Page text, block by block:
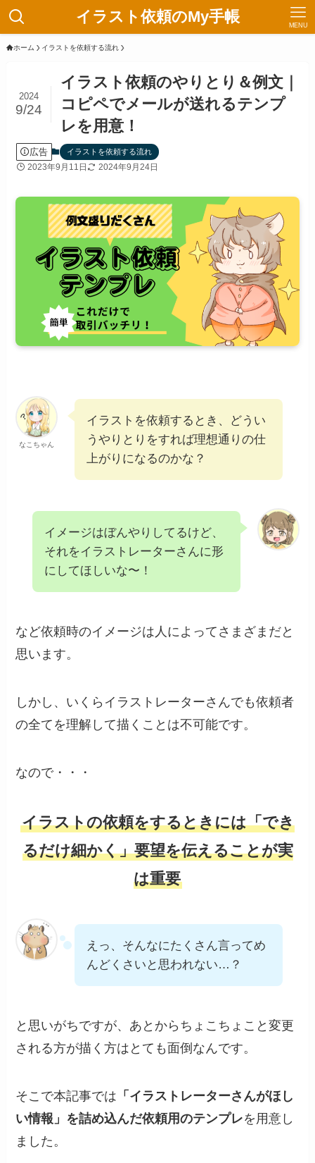
イラスト依頼のMy手帳 MENU
ホーム イラストを依頼する流れ
イラスト依頼のやりとり＆例文｜
コピペでメールが送れるテンプ
レを用意！
2024
9/24
広告 イラストを依頼する流れ
2023年9月11日 2024年9月24日
なこちゃん
イラストを依頼するとき、どうい
うやりとりをすれば理想通りの仕
上がりになるのかな？
イメージはぼんやりしてるけど、
それをイラストレーターさんに形
にしてほしいな〜！
など依頼時のイメージは人によってさまざまだと
思います。
しかし、いくらイラストレーターさんでも依頼者
の全てを理解して描くことは不可能です。
なので・・・
イラストの依頼をするときには「でき
るだけ細かく」要望を伝えることが実
は重要
えっ、そんなにたくさん言ってめ
んどくさいと思われない…？
と思いがちですが、あとからちょこちょこと変更
される方が描く方はとても面倒なんです。
そこで本記事では 「イラストレーターさんがほし
い情報」を詰め込んだ依頼用のテンプレを用意し
ました。